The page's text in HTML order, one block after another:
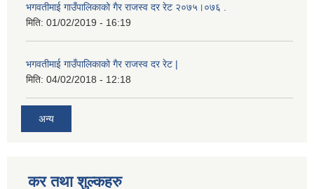
भगवतीमाई गाउँपालिकाको गैर राजस्व दर रेट २०७५।०७६ .
मिति: 01/02/2019 - 16:19
भगवतीमाई गाउँपालिकाको गैर राजस्व दर रेट |
मिति: 04/02/2018 - 12:18
अन्य
कर तथा शुल्कहरु